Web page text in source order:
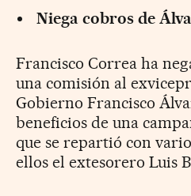
Niega cobros de
Francisco Correa ha
una comisión al
Gobierno Francisco
beneficios de una
que se repartió con
ellos el extesorero Luis